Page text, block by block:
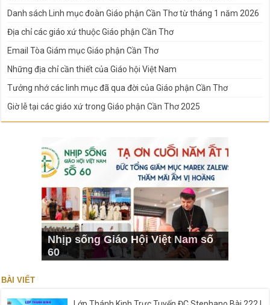
Danh sách Linh mục đoàn Giáo phận Cần Thơ từ tháng 1 năm 2026
Địa chỉ các giáo xứ thuộc Giáo phận Cần Thơ
Email Tòa Giám mục Giáo phận Cần Thơ
Những địa chỉ cần thiết của Giáo hội Việt Nam
Tưởng nhớ các linh mục đã qua đời của Giáo phận Cần Thơ
Giờ lễ tại các giáo xứ trong Giáo phận Cần Thơ 2025
Nhịp sống Giáo Hội Việt Nam số
60
BÀI VIẾT